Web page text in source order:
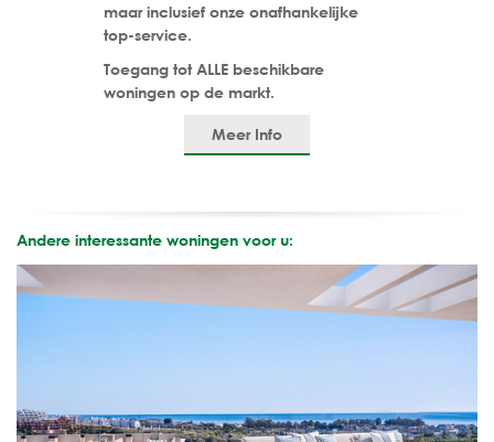
maar inclusief onze onafhankelijke
top-service.
Toegang tot ALLE beschikbare
woningen op de markt.
Meer Info
Andere interessante woningen voor u: